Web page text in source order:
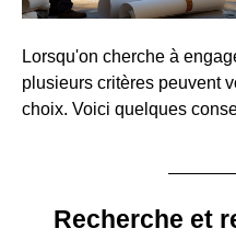
Lorsqu'on cherche à
plusieurs critères peuvent
choix. Voici quelques
Recherche et